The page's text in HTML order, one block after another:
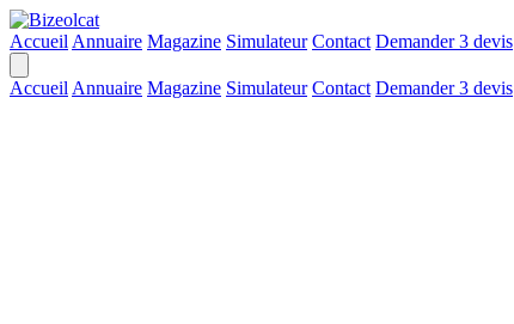
Accueil Annuaire Magazine Simulateur Contact Demander 3 devis
Accueil Annuaire Magazine Simulateur Contact Demander 3 devis